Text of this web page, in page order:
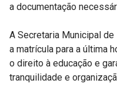
a documentação
A Secretaria Municipal
a matrícula para a última
o direito à educação e
tranquilidade e